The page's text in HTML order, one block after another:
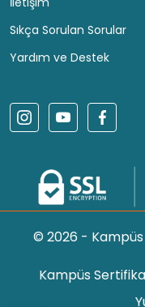
Sıkça Sorulan Sorular
Yardım ve Destek
© 2026 - Kampüs
Kampüs